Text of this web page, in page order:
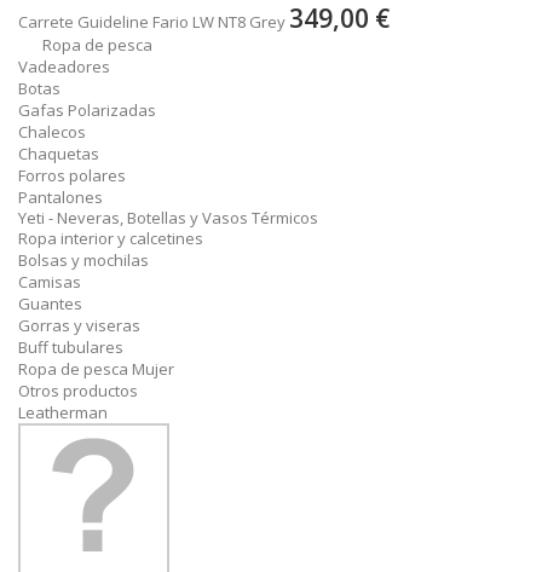
Carrete Guideline Fario LW NT8 Grey 349,00 €
Ropa de pesca
Vadeadores
Botas
Gafas Polarizadas
Chalecos
Chaquetas
Forros polares
Pantalones
Yeti - Neveras, Botellas y Vasos Térmicos
Ropa interior y calcetines
Bolsas y mochilas
Camisas
Guantes
Gorras y viseras
Buff tubulares
Ropa de pesca Mujer
Otros productos
Leatherman